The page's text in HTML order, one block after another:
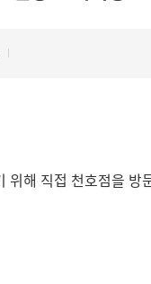
위해 직접 천호점을 방